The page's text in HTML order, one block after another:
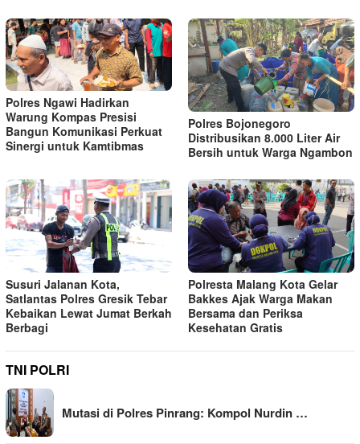
Polres Ngawi Hadirkan
Warung Kompas Presisi
Bangun Komunikasi Perkuat
Sinergi untuk Kamtibmas
Polres Bojonegoro
Distribusikan 8.000 Liter Air
Bersih untuk Warga Ngambon
Susuri Jalanan Kota,
Satlantas Polres Gresik Tebar
Kebaikan Lewat Jumat Berkah
Berbagi
Polresta Malang Kota Gelar
Bakkes Ajak Warga Makan
Bersama dan Periksa
Kesehatan Gratis
TNI POLRI
Mutasi di Polres Pinrang: Kompol Nurdin …